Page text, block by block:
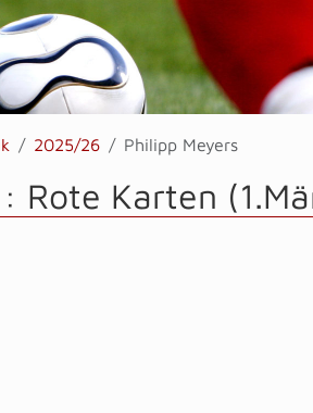
2025/26 Philipp Meyers
Rote Karten